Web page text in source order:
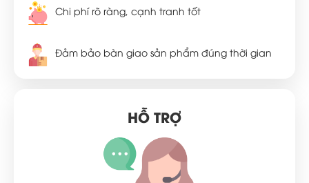
Chi phí rõ ràng, cạnh tranh tốt
Đảm bảo bàn giao sản phẩm đúng thời gian
HỖ TRỢ